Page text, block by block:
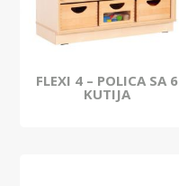
FLEXI 4 – POLICA SA 6
KUTIJA